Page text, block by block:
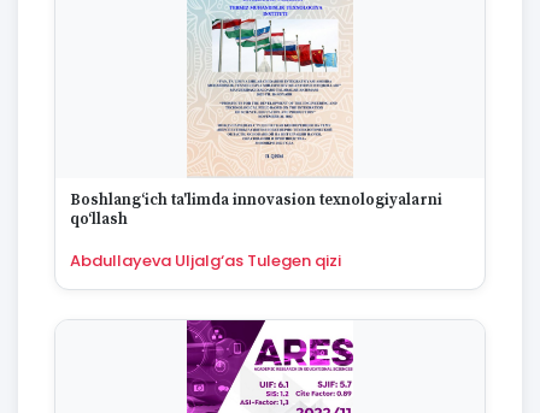
Boshlang‘ich ta'limda innovasion texnologiyalarni
qo‘llash
Abdullayeva Uljalg‘as Tulegen qizi